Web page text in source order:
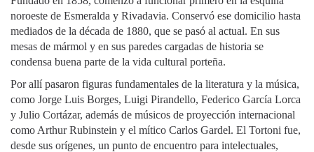
noroeste de Esmeralda y Rivadavia. Conservó ese domicilio hasta
mediados de la década de 1880, que se pasó al actual. En sus
mesas de mármol y en sus paredes cargadas de historia se
condensa buena parte de la vida cultural porteña.
Por allí pasaron figuras fundamentales de la literatura y la música,
como Jorge Luis Borges, Luigi Pirandello, Federico García Lorca
y Julio Cortázar, además de músicos de proyección internacional
como Arthur Rubinstein y el mítico Carlos Gardel. El Tortoni fue,
desde sus orígenes, un punto de encuentro para intelectuales,